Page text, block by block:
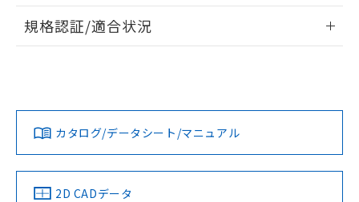
タイムチャート
A: 80mm以上、B: 60mm以上
ログイン/会員登録
ダウンロードデータをご利用いただく前に、以下を必ずお読
みください。
ソフトウェアの使用条件
EU RoHS 注意事項・凡例
対応済み
中国 RoHS 注意事項・凡例
規格認証/適合状況
LR型式承認
（イギリス
船舶規格）
DNV型式承認
（ノルウェー
BV型式承認
（フランス
KR型式
（韓国
カタログ/データシート/マニュアル
2D CADデータ